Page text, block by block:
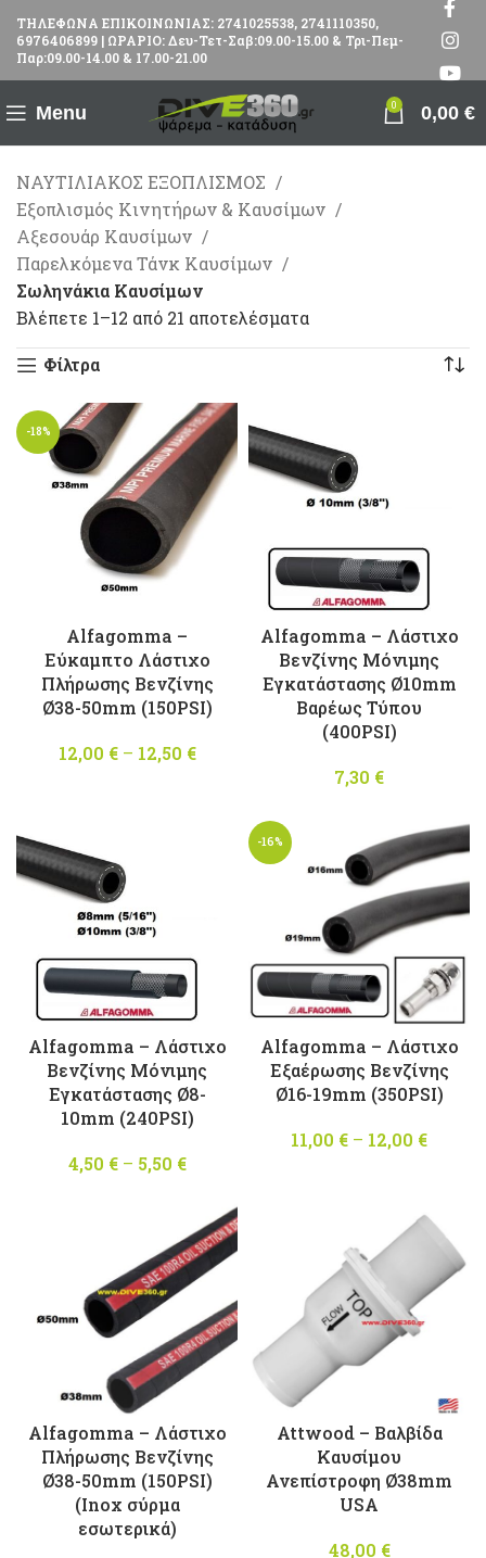
ΤΗΛΕΦΩΝΑ ΕΠΙΚΟΙΝΩΝΙΑΣ: 2741025538, 2741110350,
6976406899 | ΩΡΑΡΙΟ: Δευ-Τετ-Σαβ:09.00-15.00 & Τρι-Πεμ-
Παρ:09.00-14.00 & 17.00-21.00
Menu 0 0,00 €
ΝΑΥΤΙΛΙΑΚΟΣ ΕΞΟΠΛΙΣΜΟΣ
Εξοπλισμός Κινητήρων & Καυσίμων
Αξεσουάρ Καυσίμων
Παρελκόμενα Τάνκ Καυσίμων
Σωληνάκια Καυσίμων
Βλέπετε 1–12 από 21 αποτελέσματα
Φίλτρα
-18%
Alfagomma –
Εύκαμπτο Λάστιχο
Πλήρωσης Βενζίνης
Ø38-50mm (150PSI)
12,00 € – 12,50 €
through
12,50 €
Alfagomma – Λάστιχο
Βενζίνης Μόνιμης
Εγκατάστασης Ø10mm
Βαρέως Τύπου
(400PSI)
7,30 €
Alfagomma – Λάστιχο
Βενζίνης Μόνιμης
Εγκατάστασης Ø8-
10mm (240PSI)
4,50 € – 5,50 €
4,50 €
through
5,50 €
-16%
Alfagomma – Λάστιχο
Εξαέρωσης Βενζίνης
Ø16-19mm (350PSI)
11,00 € – 12,00 €
12,00
Alfagomma – Λάστιχο
Πλήρωσης Βενζίνης
Ø38-50mm (150PSI)
(Inox σύρμα
εσωτερικά)
Attwood – Βαλβίδα
Καυσίμου
Ανεπίστροφη Ø38mm
USA
48,00 €